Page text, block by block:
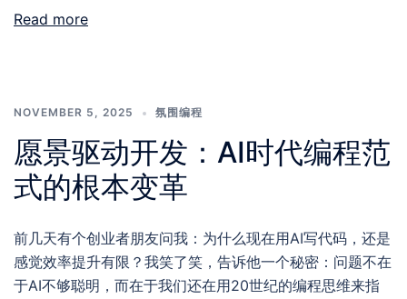
Read more
NOVEMBER 5, 2025 氛围编程
愿景驱动开发：AI时代编程范
式的根本变革
前几天有个创业者朋友问我：为什么现在用AI写代码，还是
感觉效率提升有限？我笑了笑，告诉他一个秘密：问题不在
于AI不够聪明，而在于我们还在用20世纪的编程思维来指